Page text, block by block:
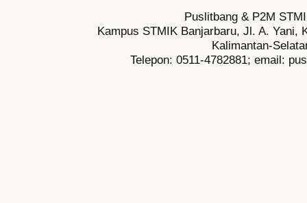
Puslitbang & P2M
Kampus STMIK Banjarbaru, Jl. A. Yani,
Kalimantan-
Telepon: 0511-4782881; email: